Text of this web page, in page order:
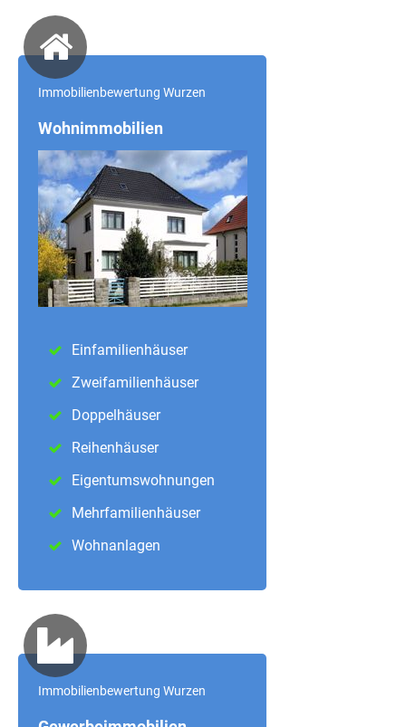
Immobilienbewertung Wurzen
Wohnimmobilien
Einfamilienhäuser
Zweifamilienhäuser
Doppelhäuser
Reihenhäuser
Eigentumswohnungen
Mehrfamilienhäuser
Wohnanlagen
Immobilienbewertung Wurzen